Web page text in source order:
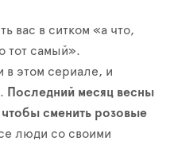
вас в ситком «а что,
тот самый».
этом сериале, и
Последний месяц весны
сменить розовые
люди со своими